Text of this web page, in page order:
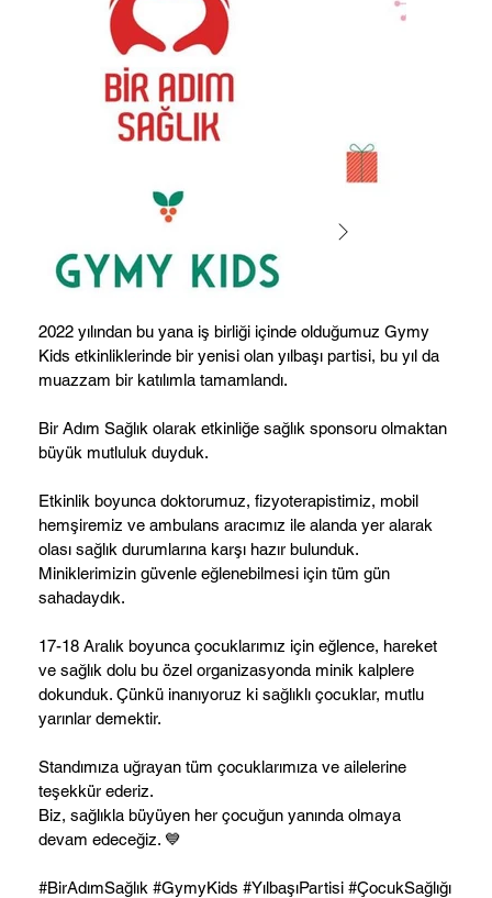
2022 yılından bu yana iş birliği içinde olduğumuz Gymy
Kids etkinliklerinde bir yenisi olan yılbaşı partisi, bu yıl da
muazzam bir katılımla tamamlandı.
Bir Adım Sağlık olarak etkinliğe sağlık sponsoru olmaktan
büyük mutluluk duyduk.
Etkinlik boyunca doktorumuz, fizyoterapistimiz, mobil
hemşiremiz ve ambulans aracımız ile alanda yer alarak
olası sağlık durumlarına karşı hazır bulunduk.
Miniklerimizin güvenle eğlenebilmesi için tüm gün
sahadaydık.
17-18 Aralık boyunca çocuklarımız için eğlence, hareket
ve sağlık dolu bu özel organizasyonda minik kalplere
dokunduk. Çünkü inanıyoruz ki sağlıklı çocuklar, mutlu
yarınlar demektir.
Standımıza uğrayan tüm çocuklarımıza ve ailelerine
teşekkür ederiz.
Biz, sağlıkla büyüyen her çocuğun yanında olmaya
devam edeceğiz. 💙
#BirAdımSağlık #GymyKids #YılbaşıPartisi #ÇocukSağlığı